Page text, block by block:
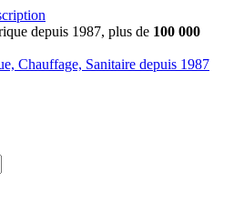
depuis 1987, plus de 100 000